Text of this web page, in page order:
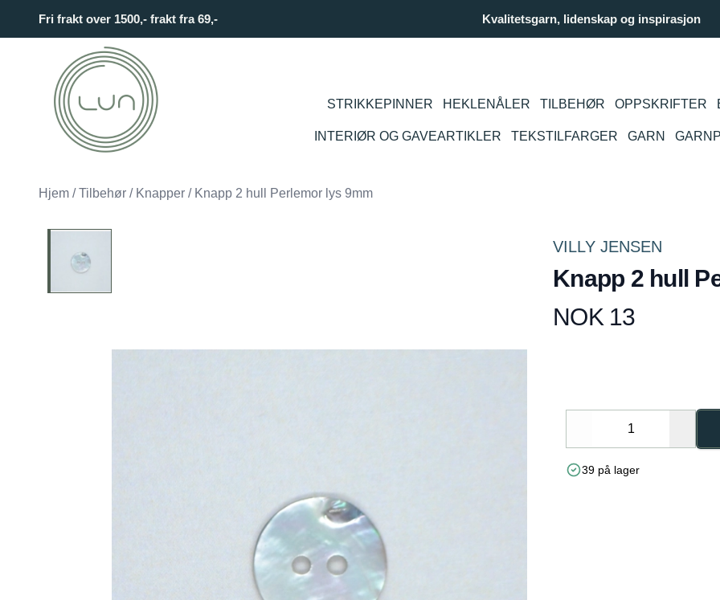
Fri frakt over 1500,- frakt fra 69,- Kvalitetsgarn, lidenskap og inspirasjon
STRIKKEPINNER HEKLENÅLER TILBEHØR OPPSKRIFTER
INTERIØR OG GAVEARTIKLER TEKSTILFARGER GARN
Hjem / Tilbehør / Knapper / Knapp 2 hull Perlemor lys 9mm
VILLY JENSEN
Knapp 2 hull
Produktdetaljer
NOK 13
Decrease
39 på lager